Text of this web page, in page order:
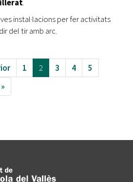
.
instal·lacions per fer activitats
del tir amb arc.
1 2 3 4
5